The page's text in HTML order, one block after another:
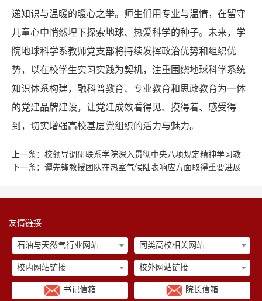
递知识与温暖的暖心之举。师生们用专业与温情，在留守
儿童心中悄然埋下探索地球、热爱科学的种子。未来，学
院地球科学系教师党支部将持续发挥政治优势和组织优
势，以在校学生实习实践为契机，注重围绕地球科学系统
知识体系构建，融科普教育、专业教育和思政教育为一体
的党建品牌建设，让党建成效看得见、摸得着、感受得
到，切实增强高校基层党组织的活力与魅力。
上一条： 校领导调研联系学院深入贯彻中央八项规定精神学习教育及博士点建设工作
下一条： 谭先锋教授团队在热室气候陆表响应方面取得重要进展
友情链接
石油与天然气行业网站 同类高校相关网站
校内网站链接 校外网站链接
书记信箱 院长信箱